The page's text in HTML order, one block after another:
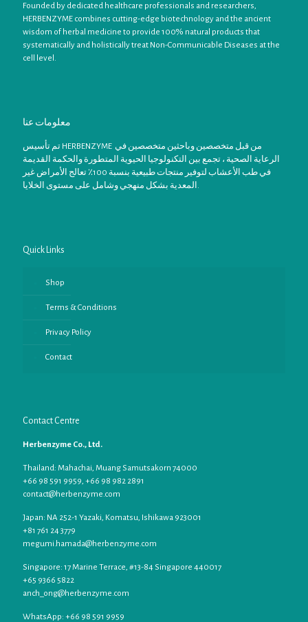
Founded by dedicated healthcare professionals and researchers,
HERBENZYME combines cutting-edge biotechnology and the ancient
wisdom of herbal medicine to provide 100% natural products that
systematically and holistically treat Non-Communicable Diseases at the
cell level.
معلومات عنا
تم تأسيس HERBENZYME من قبل متخصصين وباحثين متخصصين في
الرعاية الصحية ، تجمع بين التكنولوجيا الحيوية المتطورة والحكمة القديمة
في طب الأعشاب لتوفير منتجات طبيعية بنسبة 100٪ تعالج الأمراض غير
المعدية بشكل منهجي وشامل على مستوى الخلايا.
Quick Links
Shop
Terms & Conditions
Privacy Policy
Contact
Contact Centre
Herbenzyme Co., Ltd.
Thailand: Mahachai, Muang Samutsakorn 74000
+66 98 591 9959, +66 98 982 2891
contact@herbenzyme.com
Japan: NA 252-1 Yazaki, Komatsu, Ishikawa 923001
+81 761 24 3779
megumi.hamada@herbenzyme.com
Singapore: 17 Marine Terrace, #13-84 Singapore 440017
+65 9366 5822
anch_ong@herbenzyme.com
WhatsApp: +66 98 591 9959